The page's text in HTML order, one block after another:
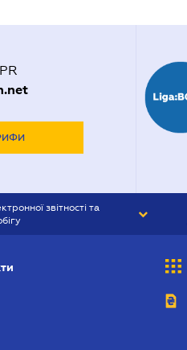
звітності та